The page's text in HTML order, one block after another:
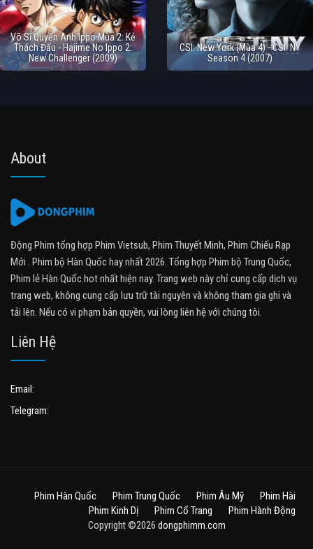
Võ Sĩ Quyền Anh Ippo Mùa 2: Kẻ
Thách Đấu - Hajime No Ippo 2:
New Challenger (2009)
CSI: New York (Mùa 4) - CSI: NY
Season 4 (2007)
About
Động Phim tổng hợp Phim Vietsub, Phim Thuyết Minh, Phim Chiếu Rạp
Mới . Phim bộ Hàn Quốc hay nhất 2026. Tổng hợp Phim bộ Trung Quốc,
Phim lẻ Hàn Quốc hot nhất hiện nay. Trang web này chỉ cung cấp dịch vụ
trang web, không cung cấp lưu trữ tài nguyên và không tham gia ghi và
tải lên. Nếu có vi phạm bản quyền, vui lòng liên hệ với chúng tôi.
Liên Hệ
Email:
Telegram:
Phim Hàn Quốc Phim Trung Quốc Phim Âu Mỹ
Phim Hài
Phim Kinh Dị
Phim Cổ Trang Phim Hành Động
Copyright ©2026 dongphimm.com